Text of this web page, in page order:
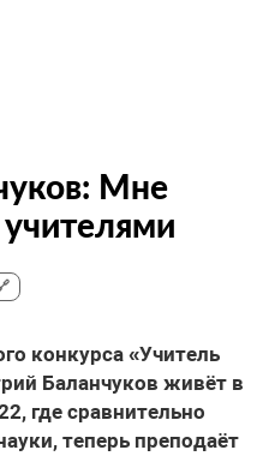
Мне
конкурса «Учитель
Баланчуков живёт в
где сравнительно
теперь преподаёт